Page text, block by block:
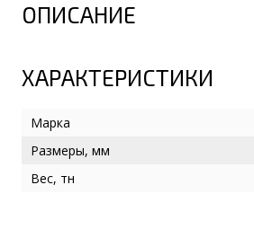
ОПИСАНИЕ
ХАРАКТЕРИСТИКИ
Марка
Размеры, мм
Вес, тн